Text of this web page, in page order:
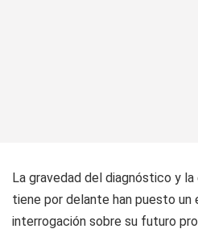
La gravedad del diagnóstico y
tiene por delante han puesto un
interrogación sobre su futuro